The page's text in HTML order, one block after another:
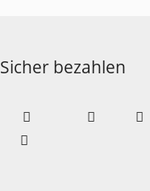
Sicher bezahlen